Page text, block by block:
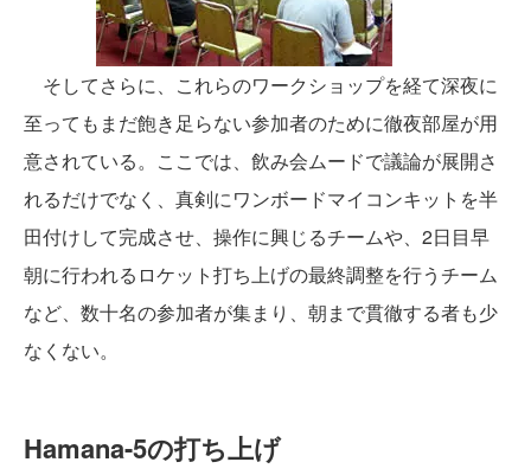
そしてさらに、これらのワークショップを経て深夜に
至ってもまだ飽き足らない参加者のために徹夜部屋が用
意されている。ここでは、飲み会ムードで議論が展開さ
れるだけでなく、真剣にワンボードマイコンキットを半
田付けして完成させ、操作に興じるチームや、2日目早
朝に行われるロケット打ち上げの最終調整を行うチーム
など、数十名の参加者が集まり、朝まで貫徹する者も少
なくない。
Hamana-5の打ち上げ